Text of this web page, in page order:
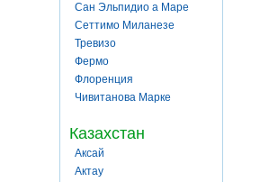
Сан Эльпидио а Маре
Сеттимо Миланезе
Тревизо
Фермо
Флоренция
Чивитанова Марке
Казахстан
Аксай
Актау